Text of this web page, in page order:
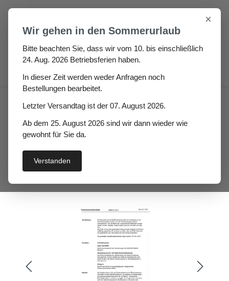
Zum Hauptinhalt springen
Fugen & Spalt
Moosgummi klebend
Krillusa Hö: 2mm, Br:
20mm, Zellkautschuk
selbstklebend, schwarz
Bildergalerie überspringen
×
Wir gehen in den Sommerurlaub
Bitte beachten Sie, dass wir vom 10. bis einschließlich
24. Aug. 2026 Betriebsferien haben.
In dieser Zeit werden weder Anfragen noch
Bestellungen bearbeitet.
Letzter Versandtag ist der 07. August 2026.
Ab dem 25. August 2026 sind wir dann wieder wie
gewohnt für Sie da.
Verstanden